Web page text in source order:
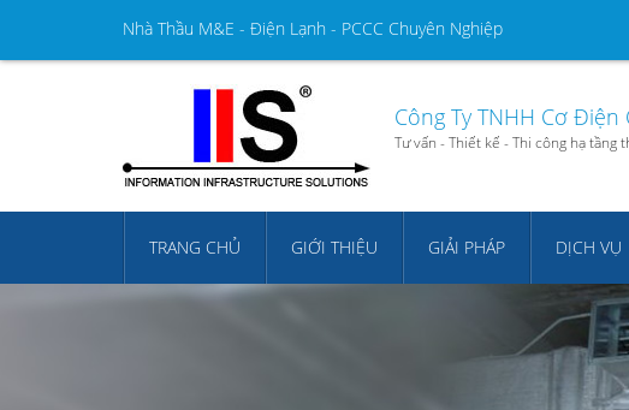
Nhà Thầu M&E - Điện Lạnh - PCCC Chuyên Nghiệp
Công Ty TNHH Cơ Điện
Tư vấn - Thiết kế - Thi công hạ
TRANG CHỦ GIỚI THIỆU GIẢI PHÁP DỊCH VỤ